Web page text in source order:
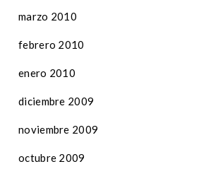
marzo 2010
febrero 2010
enero 2010
diciembre 2009
noviembre 2009
octubre 2009